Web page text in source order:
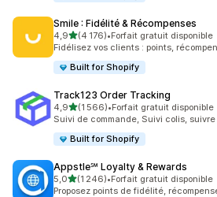
Smile : Fidélité & Récompenses
4,9étoile(s) sur 5
(4 176)
4176 avis au total
•Forfait gratuit disponible
Fidélisez vos clients : points,
Built for Shopify
Track123 Order Tracking
4,9étoile(s) sur 5
(1 566)
1566 avis au total
•Forfait gratuit disponible
Suivi de commande, Suivi colis,
Built for Shopify
Appstle℠ Loyalty & Rewards
5,0étoile(s) sur 5
(1 246)
1246 avis au total
•Forfait gratuit disponible
Proposez points de fidélité,